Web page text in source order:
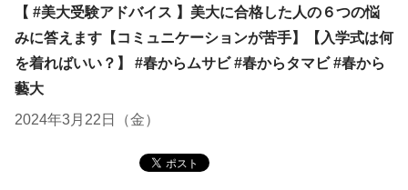
【 #美大受験アドバイス 】美大に合格した人の６つの悩
みに答えます【コミュニケーションが苦手】【入学式は何
を着ればいい？】 #春からムサビ #春からタマビ #春から
藝大
2024年3月22日（金）